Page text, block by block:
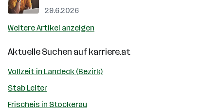
29.6.2026
Weitere Artikel anzeigen
Aktuelle Suchen aufkarriere.at
Vollzeit in Landeck (Bezirk)
Stab Leiter
Frischeis in Stockerau